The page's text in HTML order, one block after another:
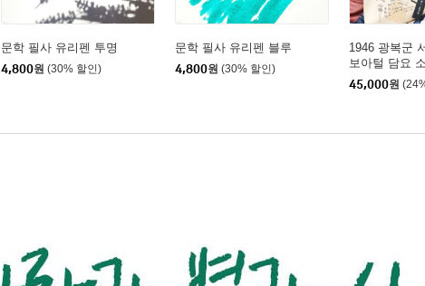
문학 필사 유리펜 투명
4,800원 (30% 할인)
문학 필사 유리펜 블루
4,800원 (30% 할인)
1946 광복군
보아털 담요
45,000원